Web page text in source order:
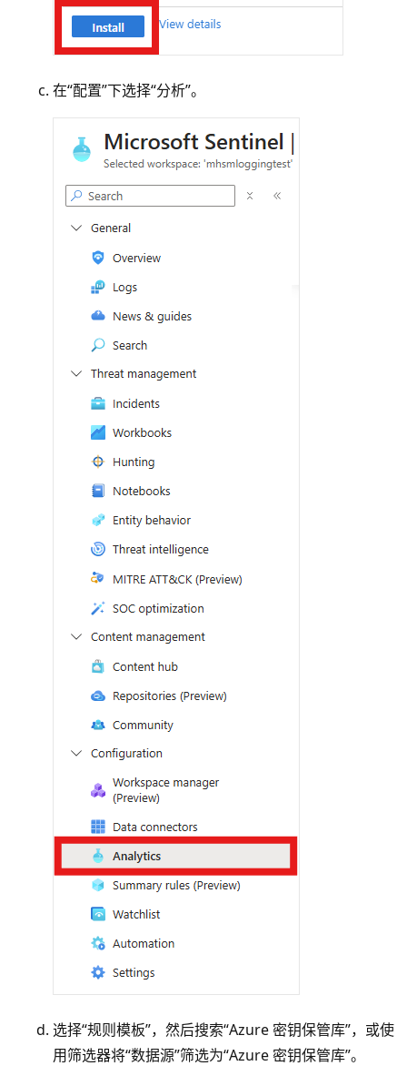
在“配置”下选择“分析”。
选择“规则模板”，然后搜索“Azure 密钥保管库”，或使
用筛选器将“数据源”筛选为“Azure 密钥保管库”。